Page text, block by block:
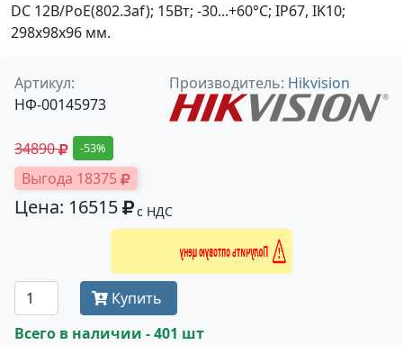
DC 12В/PoE(802.3af); 15Вт; -30...+60°C; IP67, IK10;
298х98х96 мм.
Артикул:
НФ-00145973
Производитель: Hikvision
34890 -53%
Выгода 18375
Цена: 16515 с НДС
Получить оптовую цену
Купить
Всего в наличии - 401 шт